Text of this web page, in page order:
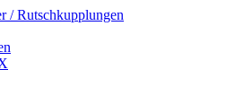
/ Rutschkupplungen